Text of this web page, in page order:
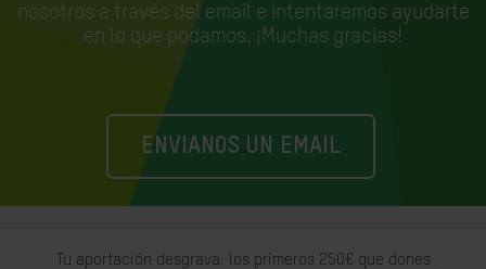
nosotros a través del email e intentaremos ayudarte
en lo que podamos. ¡Muchas gracias!
ENVIANOS UN EMAIL
Tu aportación desgrava: los primeros 250€ que dones